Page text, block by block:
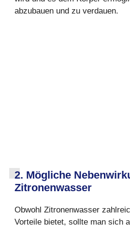
abzubauen und zu verdauen.
2. Mögliche
Zitronenwasser
Obwohl Zitronenwasser
Vorteile bietet, sollte man sich